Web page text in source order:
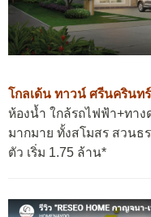
โกลเด้น ทาวน์ ศรีนครินท
ห้องน้ำ ใกล้รถไฟฟ้า+ทา
มากมาย ทั้งสโมสร สวนธ
ตัว เริ่ม 1.75 ล้าน*